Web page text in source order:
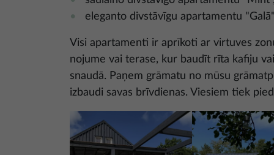
eleganto divstāvīgu apartamentu
Visi apartamenti ir aprīkoti ar virtuves
nojume vai terase, kur baudīt rīta kafiju
snaudā. Paņem grāmatu no mūsu
izbaudi savas brīvdienas. Viesiem tiek
Attēls